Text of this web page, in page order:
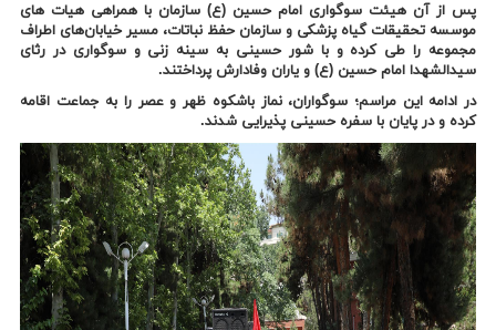
پس از آن هیئت سوگواری امام حسین (ع) سازمان با همراهی هیات های
موسسه تحقیقات گیاه پزشکی و سازمان حفظ نباتات، مسیر خیابان‌های اطراف
مجموعه را طی کرده و با شور حسینی به سینه زنی و سوگواری در رثای
سیدالشهدا امام حسین (ع) و یاران وفادارش پرداختند.
در ادامه این مراسم؛ سوگواران، نماز باشکوه ظهر و عصر را به جماعت اقامه
کرده و در پایان با سفره حسینی پذیرایی شدند.